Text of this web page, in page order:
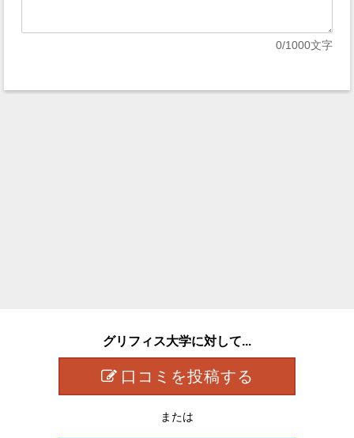
0/1000文字
グリフィス大学に対して...
口コミを投稿する
または